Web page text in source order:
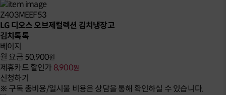
Z403MEEF53
LG 디오스 오브제컬렉션 김치냉장고
김치톡톡
베이지
월 요금50,900원
제휴카드 할인가 8,900원
신청하기
※ 구독 총비용/일시불 비용은 상담을 통해 확인하실 수 있습니다.